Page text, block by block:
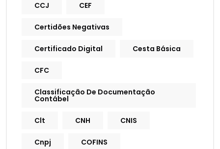
CCJ CEF
Certidões Negativas
Certificado Digital Cesta Básica
CFC
Classificação De Documentação
Contábel
Clt CNH CNIS
Cnpj COFINS